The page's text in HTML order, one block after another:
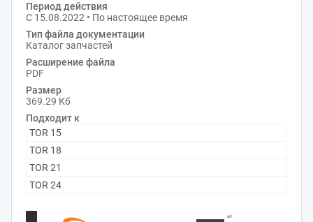
Период действия
С 15.08.2022 • По настоящее время
Тип файла документации
Каталог запчастей
Расширение файла
PDF
Размер
369.29 Кб
Подходит к
TOR 15
TOR 18
TOR 21
TOR 24